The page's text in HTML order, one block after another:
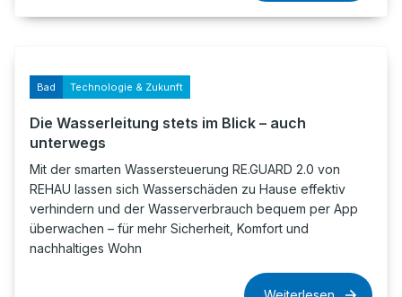
Bad Technologie & Zukunft
Die Wasserleitung stets im Blick – auch
unterwegs
Mit der smarten Wassersteuerung RE.GUARD 2.0 von
REHAU lassen sich Wasserschäden zu Hause effektiv
verhindern und der Wasserverbrauch bequem per App
überwachen – für mehr Sicherheit, Komfort und
nachhaltiges Wohn